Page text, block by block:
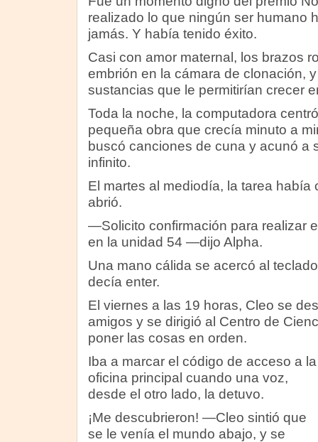
realizado lo que ningún ser humano
jamás. Y había tenido éxito.
Casi con amor maternal, los brazos
embrión en la cámara de clonación,
sustancias que le permitirían crecer
Toda la noche, la computadora
pequeña obra que crecía minuto a
buscó canciones de cuna y acunó a
infinito.
El martes al mediodía, la tarea había
abrió.
—Solicito confirmación para realizar
en la unidad 54 —dijo Alpha.
Una mano cálida se acercó al
decía enter.
El viernes a las 19 horas, Cleo se
amigos y se dirigió al Centro de
poner las cosas en orden.
Iba a marcar el código de acceso a la
oficina principal cuando una voz,
desde el otro lado, la detuvo.
¡Me descubrieron! —Cleo sintió que
se le venía el mundo abajo, y se